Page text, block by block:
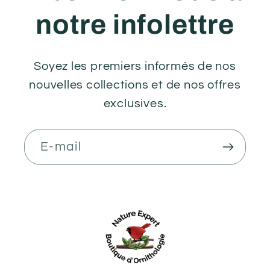
notre infolettre
Soyez les premiers informés de nos
nouvelles collections et de nos offres
exclusives.
E-mail